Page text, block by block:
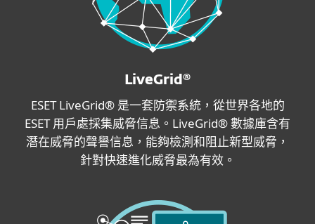
LiveGrid®
ESET LiveGrid® 是一套防禦系統，從世界各地的
ESET 用戶處採集威脅信息。LiveGrid® 數據庫含有
潛在威脅的聲譽信息，能夠檢測和阻止新型威脅，
針對快速進化威脅最為有效。